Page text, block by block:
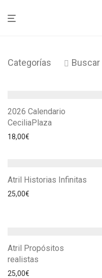
Categorías Buscar
2026 Calendario
CeciliaPlaza
18,00€
Atril Historias Infinitas
25,00€
Atril Propósitos
realistas
25,00€